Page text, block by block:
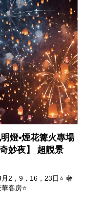
燈•煙花篝火專場
妙夜】 超靚景
2，9，16，23日⭐ 奢
客房⭐